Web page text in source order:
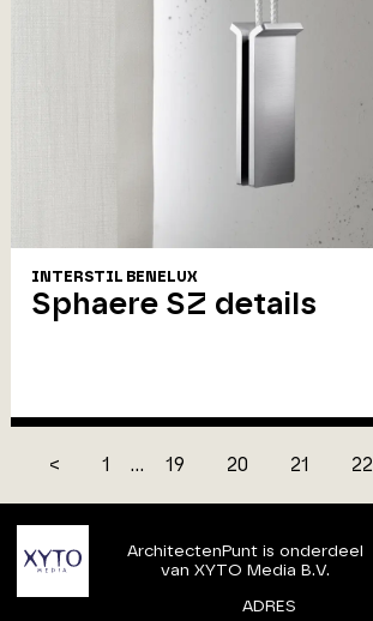
INTERSTIL BENELUX
Sphaere SZ details
< 1 ... 19 20 21 22
ArchitectenPunt is onderdeel
van XYTO Media B.V.
ADRES